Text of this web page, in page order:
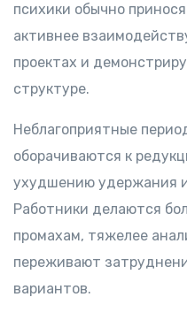
психики обычно
активнее
проектах и
структуре.
Неблагоприятные
оборачиваются к
ухудшению удержания
Работники делаются
промахам, тяжелее
переживают
вариантов.